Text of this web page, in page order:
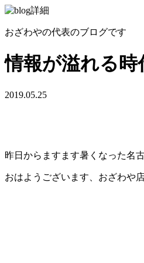
おざわやの代表のブログです
情報が溢れる
2019.05.25
昨日からますます暑くなった名
おはようございます、おざわや